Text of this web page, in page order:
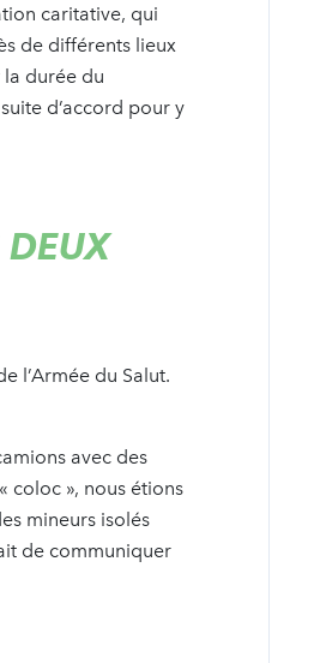
caritative, qui
de différents lieux
la durée du
d’accord pour y
DEUX
l’Armée du Salut.
avec des
coloc », nous étions
mineurs isolés
de communiquer